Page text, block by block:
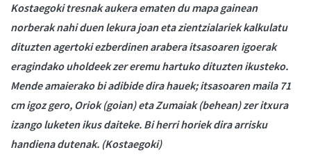
Kostaegoki tresnak aukera ematen du mapa gainean
norberak nahi duen lekura joan eta zientzialariek kalkulatu
dituzten agertoki ezberdinen arabera itsasoaren igoerak
eragindako uholdeek zer eremu hartuko dituzten ikusteko.
Mende amaierako bi adibide dira hauek; itsasoaren maila 71
cm igoz gero, Oriok (goian) eta Zumaiak (behean) zer itxura
izango luketen ikus daiteke. Bi herri horiek dira arrisku
handiena dutenak. (Kostaegoki)